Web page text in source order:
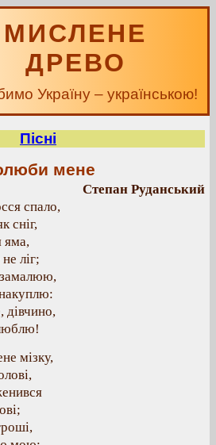
МИСЛЕНЕ
ДРЕВО
Україну – українською!
Пісні
мене
Степан Руданський
спало,
сніг,
яма,
ліг;
мізку,